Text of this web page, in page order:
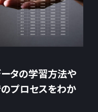
タの学習方法や
プロセスをわか